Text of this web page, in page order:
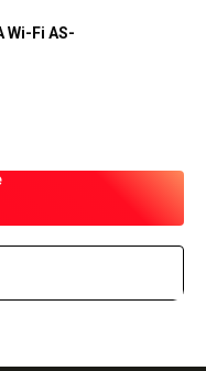
Wi-Fi AS-